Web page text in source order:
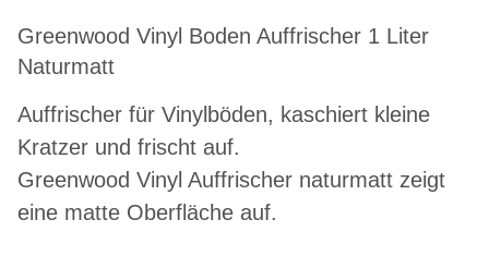
Greenwood Vinyl Boden Auffrischer 1 Liter
Naturmatt
Auffrischer für Vinylböden, kaschiert kleine
Kratzer und frischt auf.
Greenwood Vinyl Auffrischer naturmatt zeigt
eine matte Oberfläche auf.